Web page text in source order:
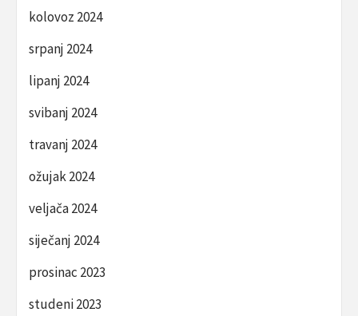
kolovoz 2024
srpanj 2024
lipanj 2024
svibanj 2024
travanj 2024
ožujak 2024
veljača 2024
siječanj 2024
prosinac 2023
studeni 2023